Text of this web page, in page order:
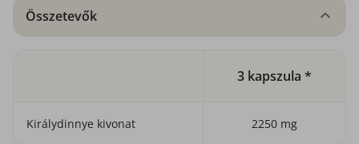
Összetevők
3 kapszula *
Királydinnye kivonat 2250 mg